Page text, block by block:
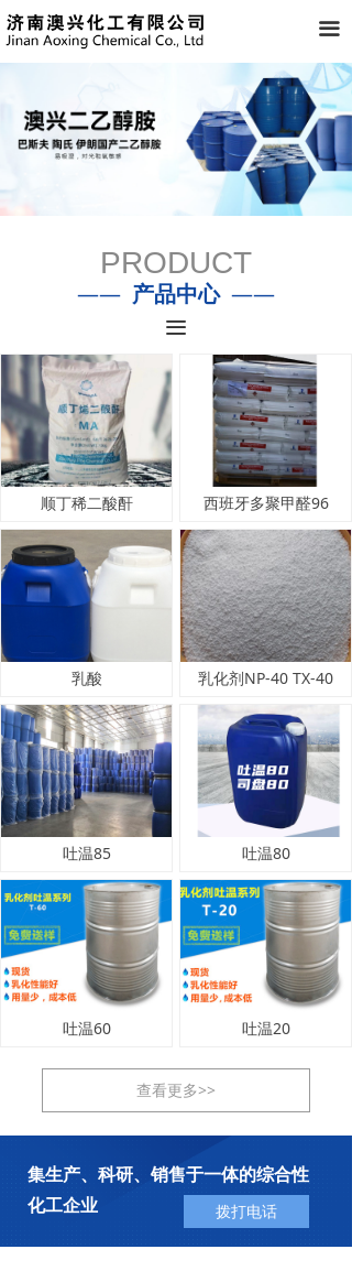
끀
PRODUCT
——产品中心 ——
끀
顺丁稀二酸酐 西班牙多聚甲醛96
乳酸 乳化剂NP-40 TX-40
吐温85 吐温80
吐温60 吐温20
查看更多>>
集生产、科研、销售于一体的综合性
化工企业
拨打电话